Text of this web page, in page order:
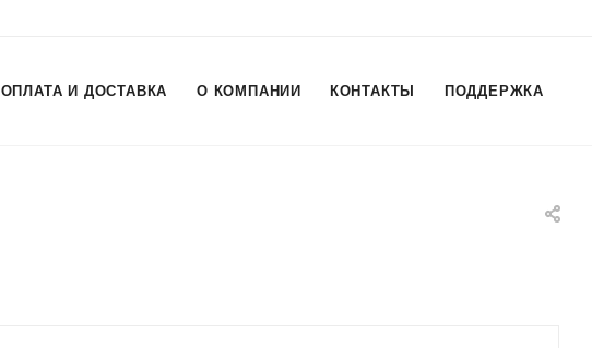
ОПЛАТА И ДОСТАВКА О КОМПАНИИ КОНТАКТЫ ПОДДЕРЖКА